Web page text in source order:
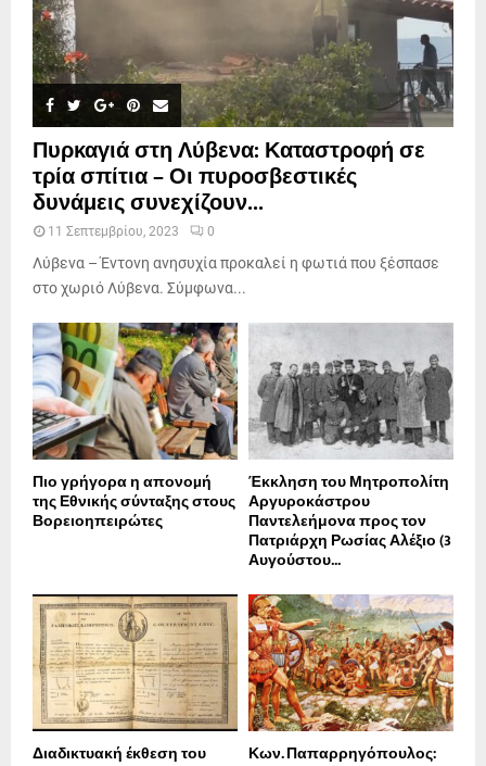
Πυρκαγιά στη Λύβενα: Καταστροφή σε
τρία σπίτια – Οι πυροσβεστικές
δυνάμεις συνεχίζουν...
11 Σεπτεμβρίου, 2023 0
Λύβενα – Έντονη ανησυχία προκαλεί η φωτιά που ξέσπασε
στο χωριό Λύβενα. Σύμφωνα...
Πιο γρήγορα η απονοµή
της Εθνικής σύνταξης στους
Βορειοηπειρώτες
Έκκληση του Μητροπολίτη
Αργυροκάστρου
Παντελεήμονα προς τον
Πατριάρχη Ρωσίας Αλέξιο (3
Αυγούστου...
Διαδικτυακή έκθεση του Κων. Παπαρρηγόπουλος: